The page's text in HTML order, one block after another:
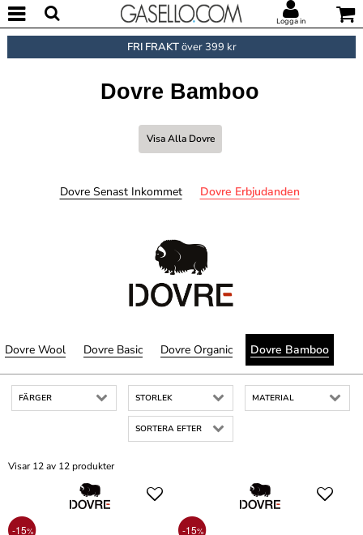
Logga in
FRI FRAKTöver 399 kr
Dovre Bamboo
Visa Alla Dovre
Dovre Senast Inkommet Dovre Erbjudanden
Dovre Wool Dovre Basic Dovre Organic Dovre Bamboo
FÄRGER STORLEK MATERIAL
SORTERA EFTER
Visar 12 av 12 produkter
-15% -15%